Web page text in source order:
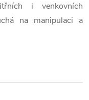
i venkovních
na manipulaci a